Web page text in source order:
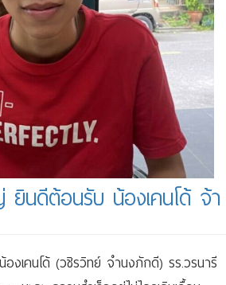
นดีต้อนรับ น้องเคนโด้ จ้า
งเคนโด้ (วชิรวิทย์ จำนงภักดี) รร.วรนารี